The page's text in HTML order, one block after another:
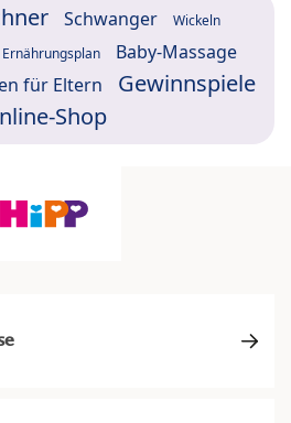
Schwanger Wickeln
Ernährungsplan Baby-Massage
für Eltern
Gewinnspiele
Shop